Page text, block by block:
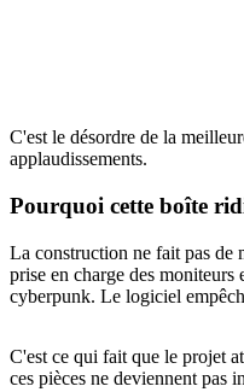
C'est le désordre de la
applaudissements.
Pourquoi cette boîte
La construction ne fait pas de
prise en charge des
cyberpunk. Le logiciel
C'est ce qui fait que le projet
ces pièces ne deviennent pas